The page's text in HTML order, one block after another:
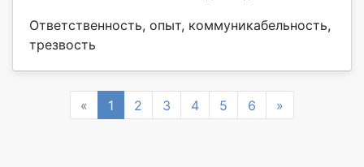
Ответственность, опыт, коммуникабельность,
трезвость
« Previous
1 2 3 4 5 6 »